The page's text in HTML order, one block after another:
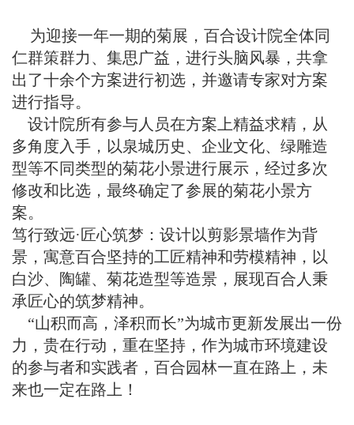
为迎接一年一期的菊展，百合设计院全体同
仁群策群力、集思广益，进行头脑风暴，共拿
出了十余个方案进行初选，并邀请专家对方案
进行指导。
设计院所有参与人员在方案上精益求精，从
多角度入手，以泉城历史、企业文化、绿雕造
型等不同类型的菊花小景进行展示，经过多次
修改和比选，最终确定了参展的菊花小景方
案。
笃行致远·匠心筑梦：设计以剪影景墙作为背
景，寓意百合坚持的工匠精神和劳模精神，以
白沙、陶罐、菊花造型等造景，展现百合人秉
承匠心的筑梦精神。
“山积而高，泽积而长”为城市更新发展出一份
力，贵在行动，重在坚持，作为城市环境建设
的参与者和实践者，百合园林一直在路上，未
来也一定在路上！